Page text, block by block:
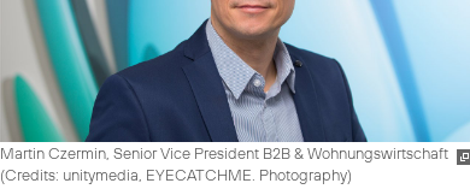
Martin Czermin, Senior Vice President B2B & Wohnungswirtschaft
(Credits: unitymedia, EYECATCHME. Photography)